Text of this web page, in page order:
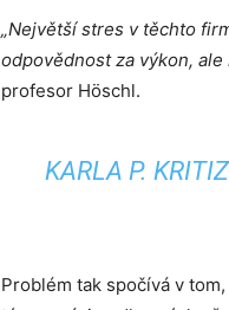
„Největší stres v těchto
odpovědnost za výkon,
profesor Höschl.
KARLA P.
Problém tak spočívá v